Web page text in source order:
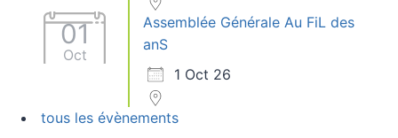
01
Oct
Assemblée Générale Au FiL des
anS
1 Oct 26
tous les évènements